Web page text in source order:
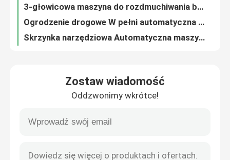
Skontaktuj się z nami
Automatyczna maszyna do rozdmuchiwania
Plastikowa maszyna do rozdmuchiwania butelek
Akumulatorowa automatyczna maszyna do rozdmuchiwania PE, w pełni automatyczna maszyna do rozdmuchiwania serwo
30l Automatyczny akumulator do rozdmuchiwania maszyny EVA Pojedyncza stacja
Akumulatorowa maszyna do wytłaczania z rozdmuchiwaniem Pojedyncza stacja automatyczna
Zostaw wiadomość
Oddzwonimy wkrótce!